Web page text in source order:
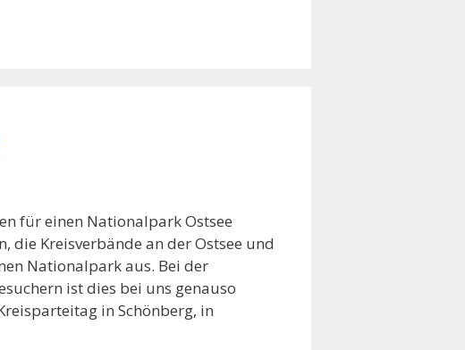
für einen Nationalpark Ostsee
die Kreisverbände an der Ostsee und
Nationalpark aus. Bei der
ist dies bei uns genauso
in Schönberg, in